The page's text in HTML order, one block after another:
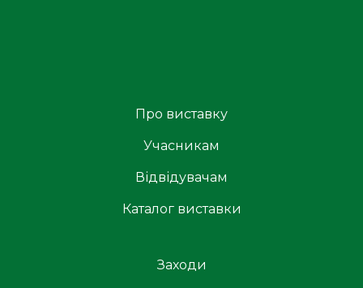
Про виставку
Учасникам
Відвідувачам
Каталог виставки
Заходи